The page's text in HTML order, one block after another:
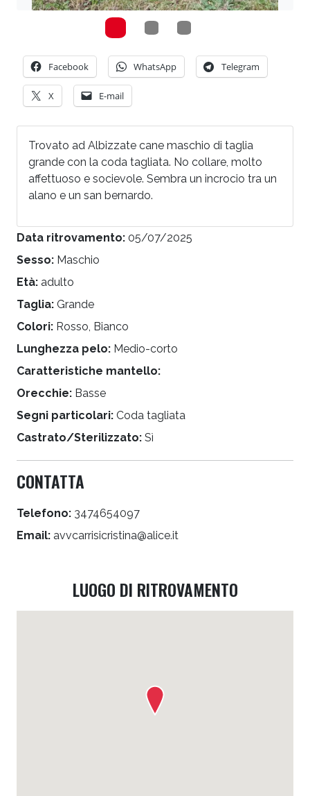
Facebook WhatsApp Telegram
X E-mail
Trovato ad Albizzate cane maschio di taglia
grande con la coda tagliata. No collare, molto
affettuoso e socievole. Sembra un incrocio tra un
alano e un san bernardo.
Data ritrovamento: 05/07/2025
Sesso: Maschio
Età: adulto
Taglia: Grande
Colori: Rosso, Bianco
Lunghezza pelo: Medio-corto
Caratteristiche mantello:
Orecchie: Basse
Segni particolari: Coda tagliata
Castrato/Sterilizzato: Sì
CONTATTA
Telefono: 3474654097
Email: avvcarrisicristina@alice.it
LUOGO DI RITROVAMENTO